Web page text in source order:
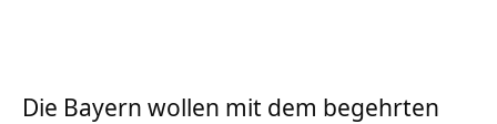
Die Bayern wollen mit dem begehrten